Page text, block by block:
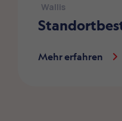
Wallis
Mehr erfahren